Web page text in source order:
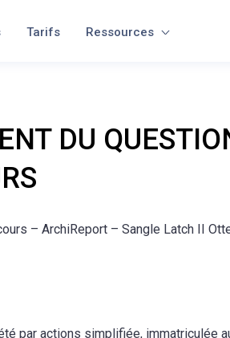
Tarifs Ressources
DU
– ArchiReport – Sangle Latch II
par actions simplifiée, immatriculée